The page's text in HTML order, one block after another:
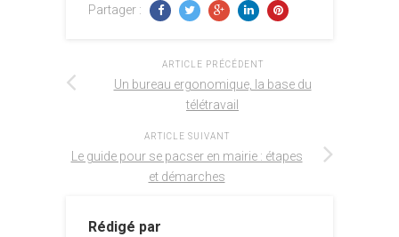
Partager :
ARTICLE PRÉCÉDENT
Un bureau ergonomique, la base du
télétravail
ARTICLE SUIVANT
Le guide pour se pacser en mairie : étapes
et démarches
Rédigé par